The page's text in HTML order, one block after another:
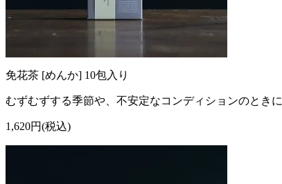
免花茶 [めんか] 10包入り
むずむずする季節や、不安定なコンディションのときに
1,620円(税込)